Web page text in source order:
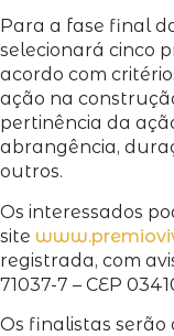
Para a fase final
selecionará cinco
acordo com
ação na
pertinência da
abrangência,
outros.
Os interessados
site
registrada, com
71037-7 – CEP
Os finalistas